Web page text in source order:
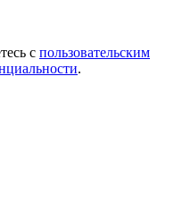
с пользовательским
.